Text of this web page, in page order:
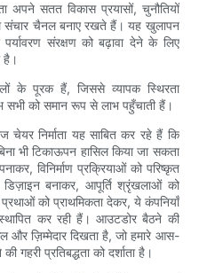
अपने सतत विकास प्रयासों, चुनौतियों
संचार चैनल बनाए रखते हैं। यह खुलापन
संरक्षण को बढ़ावा देने के लिए
है।
के पूरक हैं, जिससे व्यापक स्थिरता
सभी को समान रूप से लाभ पहुँचाती हैं।
निर्माता यह साबित कर रहे हैं कि
भी टिकाऊपन हासिल किया जा सकता
विनिर्माण प्रक्रियाओं को परिष्कृत
बनाकर, आपूर्ति श्रृंखलाओं को
को प्राथमिकता देकर, ये कंपनियाँ
कर रही हैं। आउटडोर बैठने की
और ज़िम्मेदार दिखता है, जो हमारे आस-
गहरी प्रतिबद्धता को दर्शाता है।